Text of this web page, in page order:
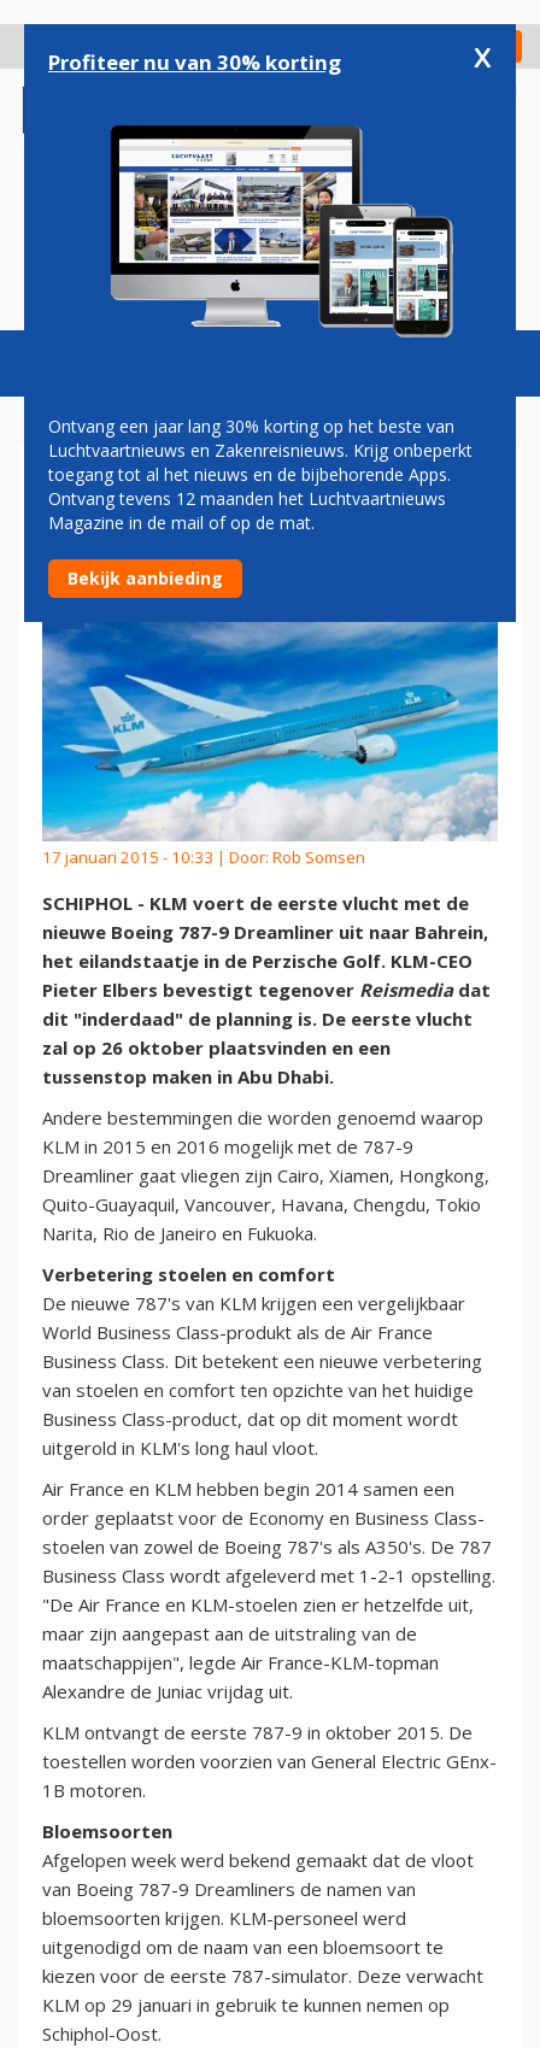
gaan
Check in
Magazine Podcasts Vacatures
EERSTE KLM 787-9 VLUCHT
NAAR BAHREIN
17 januari 2015 - 10:33 | Door: Rob Somsen
SCHIPHOL - KLM voert de eerste vlucht met de
nieuwe Boeing 787-9 Dreamliner uit naar Bahrein,
het eilandstaatje in de Perzische Golf. KLM-CEO
Pieter Elbers bevestigt tegenover Reismediadat
dit "inderdaad" de planning is. De eerste vlucht
zal op 26 oktober plaatsvinden en een
tussenstop maken in Abu Dhabi.
Andere bestemmingen die worden genoemd waarop
KLM in 2015 en 2016 mogelijk met de 787-9
Dreamliner gaat vliegen zijn Cairo, Xiamen, Hongkong,
Quito-Guayaquil, Vancouver, Havana, Chengdu, Tokio
Narita, Rio de Janeiro en Fukuoka.
Verbetering stoelen en comfort
De nieuwe 787's van KLM krijgen een vergelijkbaar
World Business Class-produkt als de Air France
Business Class. Dit betekent een nieuwe verbetering
van stoelen en comfort ten opzichte van het huidige
Business Class-product, dat op dit moment wordt
uitgerold in KLM's long haul vloot.
Air France en KLM hebben begin 2014 samen een
order geplaatst voor de Economy en Business Class-
stoelen van zowel de Boeing 787's als A350's. De 787
Business Class wordt afgeleverd met 1-2-1 opstelling.
"De Air France en KLM-stoelen zien er hetzelfde uit,
maar zijn aangepast aan de uitstraling van de
maatschappijen", legde Air France-KLM-topman
Alexandre de Juniac vrijdag uit.
KLM ontvangt de eerste 787-9 in oktober 2015. De
toestellen worden voorzien van General Electric GEnx-
1B motoren.
Bloemsoorten
Afgelopen week werd bekend gemaakt dat de vloot
van Boeing 787-9 Dreamliners de namen van
bloemsoorten krijgen. KLM-personeel werd
uitgenodigd om de naam van een bloemsoort te
kiezen voor de eerste 787-simulator. Deze verwacht
KLM op 29 januari in gebruik te kunnen nemen op
Schiphol-Oost.
Profiteer nu van 30% korting x
Ontvang een jaar lang 30% korting op het beste van
Luchtvaartnieuws en Zakenreisnieuws. Krijg onbeperkt
toegang tot al het nieuws en de bijbehorende Apps.
Ontvang tevens 12 maanden het Luchtvaartnieuws
Magazine in de mail of op de mat.
Bekijk aanbieding